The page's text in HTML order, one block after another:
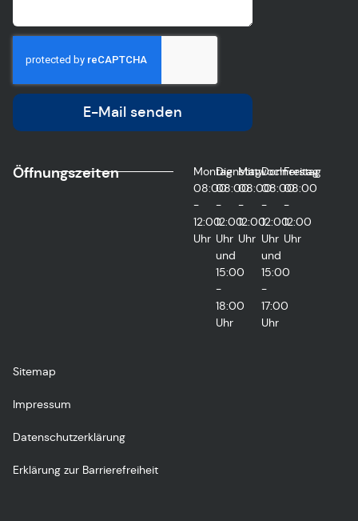
E-Mail senden
Öffnungszeiten
Montag
08:00
-
12:00
Uhr
Dienstag
08:00
-
12:00
Uhr
und
15:00
-
18:00
Uhr
Mittwoch
08:00
-
12:00
Uhr
Donnerstag
08:00
-
12:00
Uhr
und
15:00
-
17:00
Uhr
Freitag
08:00
-
12:00
Uhr
Sitemap
Impressum
Datenschutzerklärung
Erklärung zur Barrierefreiheit